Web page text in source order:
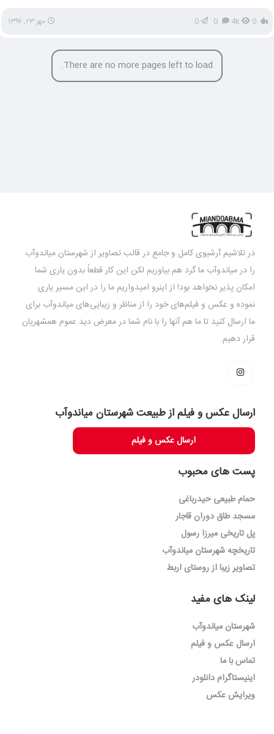
4k
0 مهر ۲۳, ۱۳۹۷
There are no more pages left to load.
در تلاشیم آرشیوی کامل و جامع در قالب تصاویر از شهرستان میاندوآب
را در میاندوآب ما گرد هم بیاوریم لکن این کار قطعاً بدون یاری شما
امکان پذیر نخواهد بود! از اینرو امیدواریم ما را در این مسیر یاری
نموده و عکس و فیلم‌های خود را از مناظر و زیبایی‌های میاندوآب برای
ما ارسال کنید تا ما هم آنها را با نام شما در معرض دید عموم همشهریان
قرار دهیم.
ارسال عکس و فیلم از طبیعت شهرستان میاندوآب
ارسال عکس و فیلم
پست های محبوب
حمام طبیعی حیدرباغی
مسجد طاق دوران قاجار
پل تاریخی میرزا رسول
تاریخچه شهرستان میاندوآب
تصاویر زیبا از روستای اربط
لینک های مفید
شهرستان میاندوآب
ارسال عکس و فیلم
تماس با ما
اینیستاگرام دانلودر
ویرایش عکس